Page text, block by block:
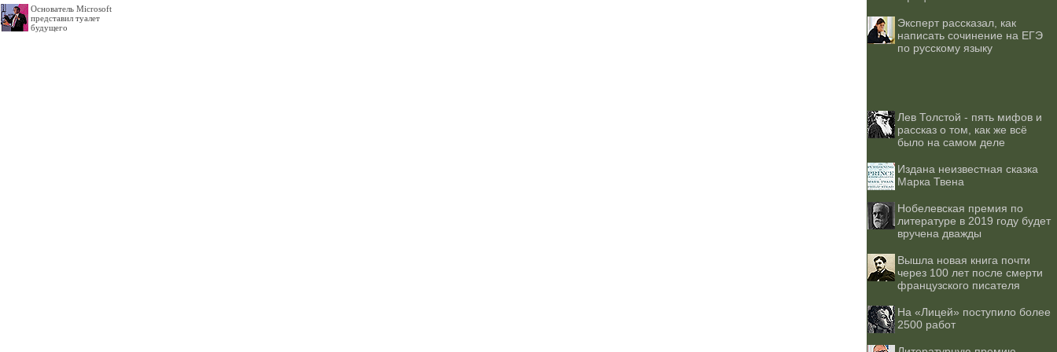
Основатель Microsoft
представил туалет
будущего
Эксперт рассказал, как
написать сочинение на ЕГЭ
по русскому языку
Лев Толстой - пять мифов и
рассказ о том, как же всё
было на самом деле
Издана неизвестная сказка
Марка Твена
Нобелевская премия по
литературе в 2019 году будет
вручена дважды
Вышла новая книга почти
через 100 лет после смерти
французского писателя
На «Лицей» поступило более
2500 работ